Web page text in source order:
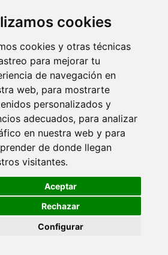
cookies
cookies y otras técnicas
para mejorar tu
de navegación en
web, para mostrarte
personalizados y
adecuados, para analizar
en nuestra web y para
de donde llegan
visitantes.
Aceptar
Rechazar
Configurar
para Minecraft
Checklist de
🍪